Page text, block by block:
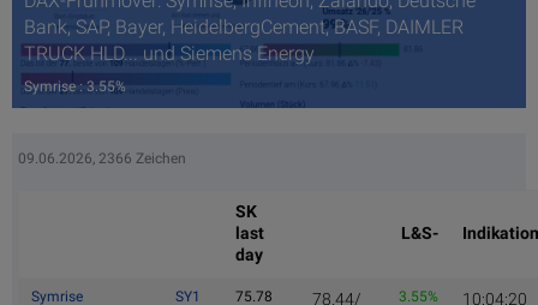
Bank, SAP, Bayer, HeidelbergCement, BASF, DAIMLER
TRUCK HLD... und Siemens Energy
Symrise : 3.55%
09.06.2026, 2366 Zeichen
SK
last
day
L&S- Indikation
Symrise SY1
75.78
78.44/
3.55% 10:04:20